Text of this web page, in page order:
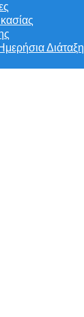
Διάταξη